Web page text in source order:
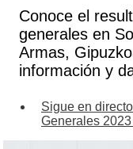
Conoce el
generales en
Armas,
información y
Sigue en
Generales